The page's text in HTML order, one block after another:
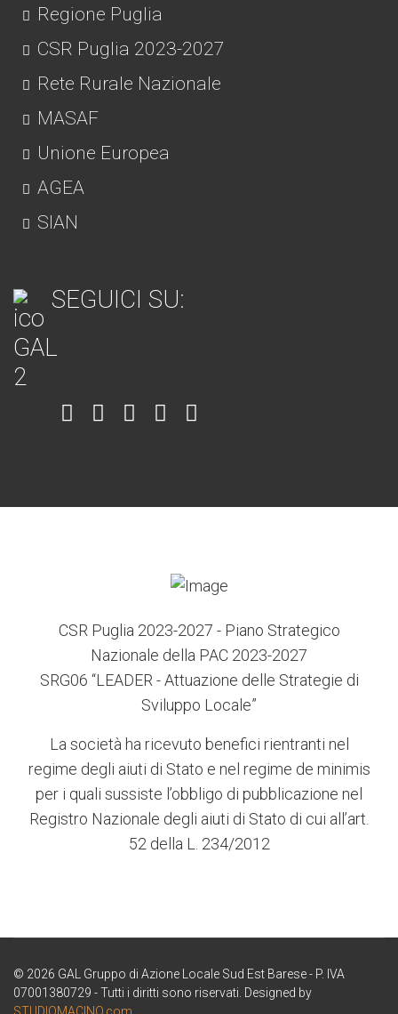
Regione Puglia
CSR Puglia 2023-2027
Rete Rurale Nazionale
MASAF
Unione Europea
AGEA
SIAN
SEGUICI SU:
Item Item Item Item
CSR Puglia 2023-2027 - Piano Strategico
Nazionale della PAC 2023-2027
SRG06 “LEADER - Attuazione delle Strategie di
Sviluppo Locale”
La società ha ricevuto benefici rientranti nel
regime degli aiuti di Stato e nel regime de minimis
per i quali sussiste l’obbligo di pubblicazione nel
Registro Nazionale degli aiuti di Stato di cui all’art.
52 della L. 234/2012
© 2026 GAL Gruppo di Azione Locale Sud Est Barese - P. IVA
07001380729 - Tutti i diritti sono riservati. Designed by